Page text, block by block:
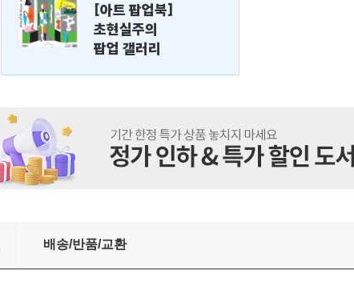
[아트 팝업북]
초현실주의
팝업 갤러리
배송/반품/교환